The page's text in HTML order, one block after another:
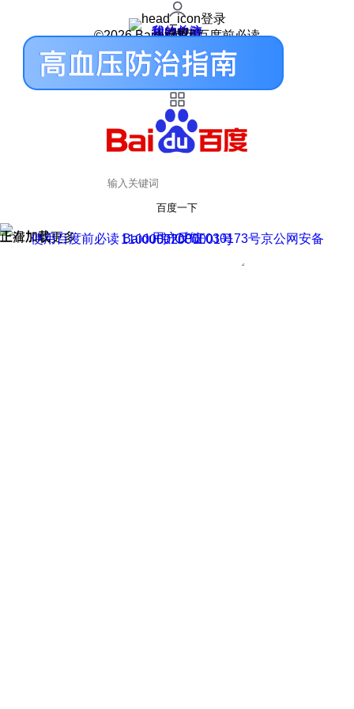
登录
我的关注
我的收藏
皮肤中心
用户反馈
设置
©2026 Baidu 使用百度前必读
百度一下
正在加载
上滑加载更多 用户反馈
使用百度前必读 Baidu 京ICP证030173号
京公网安备11000002000001号